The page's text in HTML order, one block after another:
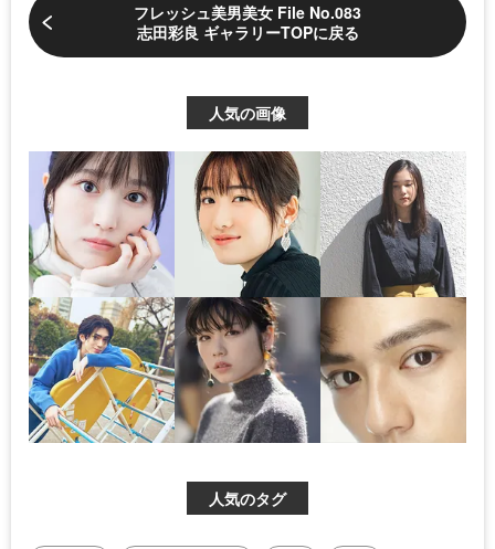
フレッシュ美男美女 File No.083
志田彩良 ギャラリーTOPに戻る
人気の画像
人気のタグ